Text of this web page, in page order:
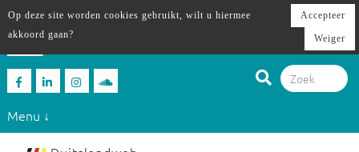
Menu ↓
Op deze site worden cookies gebruikt, wilt u hiermee
akkoord gaan?
Accepteer
Weiger